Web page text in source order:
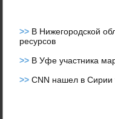
>> В Нижегородской
ресурсов
>> В Уфе участника
>>CNN нашел в Сирии